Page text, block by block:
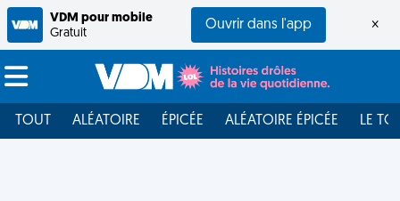
VDM pour mobile
Gratuit
Ouvrir dans l'app ×
TOUT ALÉATOIRE ÉPICÉE ALÉATOIRE ÉPICÉE LE